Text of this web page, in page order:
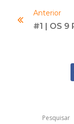
Anterior